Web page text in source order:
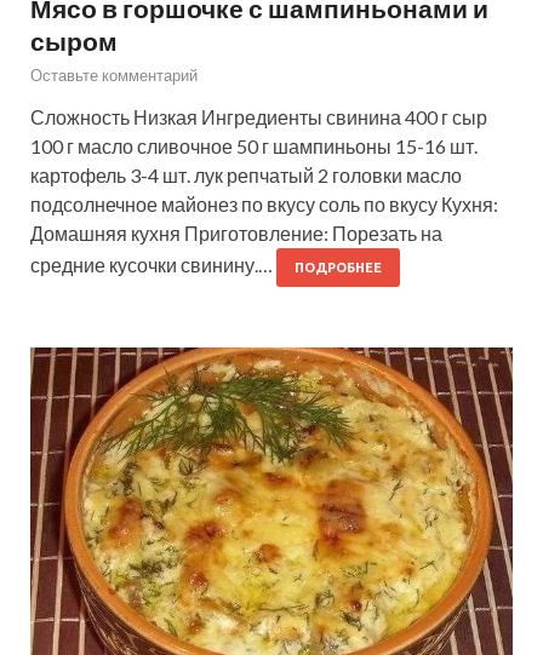
Мясо в горшочке с шампиньонами и
сыром
Оставьте комментарий
Сложность Низкая Ингредиенты свинина 400 г сыр
100 г масло сливочное 50 г шампиньоны 15-16 шт.
картофель 3-4 шт. лук репчатый 2 головки масло
подсолнечное майонез по вкусу соль по вкусу Кухня:
Домашняя кухня Приготовление: Порезать на
средние кусочки свинину.…
ПОДРОБНЕЕ